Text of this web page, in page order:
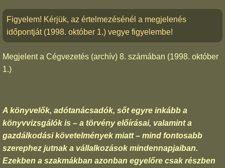
Figyelem! Kérjük, az értelmezésénél a megjelenés
időpontját (1998. október 1.) vegye figyelembe!
Megjelent a Cégvezetés (archív) 8. számában (1998. október
1.)
A könyvelők, adótanácsadók, sőt egyre inkább a
könyvvizsgálók is – a törvény előírásai, valamint a
gazdálkodási követelmények miatt – mind fontosabb
szerephez jutnak a vállalkozások mindennapjaiban.
Ezekben a szakmákban azonban egyelőre csak részben